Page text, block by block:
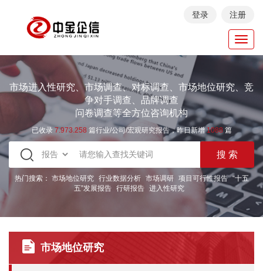
登录 注册
市场进入性研究、市场调查、对标调查、市场地位研究、竞
争对手调查、品牌调查
问卷调查等全方位咨询机构
已收录 7.973.258 篇行业/公司/宏观研究报告，昨日新增1088篇
热门搜索： 市场地位研究 行业数据分析 市场调研 项目可行性报告 “十五
五”发展报告 行研报告 进入性研究
市场地位研究